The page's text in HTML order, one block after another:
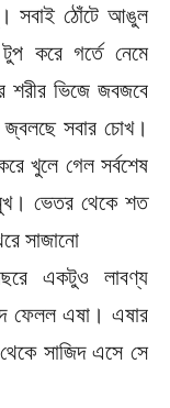
সবাই ঠোঁটে আঙুল
করে গর্তে নেমে
শরীর ভিজে জবজবে
সবার চোখ।
খুলে গেল সর্বশেষ
ভেতর থেকে শত
সাজানো
একটুও লাবণ্য
ফেলল এষা। এষার
সাজিদ এসে সে